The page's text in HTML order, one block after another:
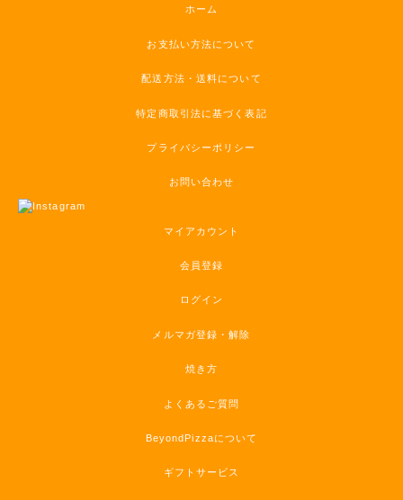
ホーム
お支払い方法について
配送方法・送料について
特定商取引法に基づく表記
プライバシーポリシー
お問い合わせ
マイアカウント
会員登録
ログイン
メルマガ登録・解除
焼き方
よくあるご質問
BeyondPizzaについて
ギフトサービス